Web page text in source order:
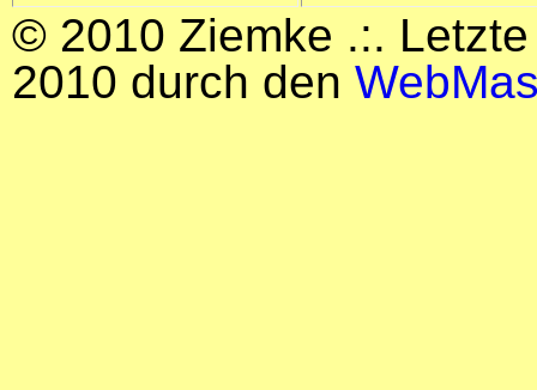
© 2010 Ziemke .:.
2010 durch den